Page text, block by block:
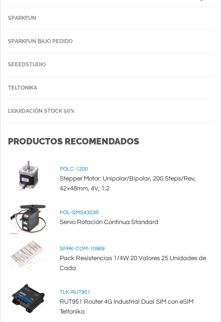
SPARKFUN
SPARKFUN BAJO PEDIDO
SEEEDSTUDIO
TELTONIKA
LIQUIDACIÓN STOCK 50%
PRODUCTOS RECOMENDADOS
POLC-1200
Stepper Motor: Unipolar/Bipolar, 200 Steps/Rev,
42×48mm, 4V, 1.2
POL-SMS4303R
Servo Rotación Continua Standard
SPRK-COM-10969
Pack Resistencias 1/4W 20 Valores 25 Unidades de
Cada
TLK-RUT951
RUT951 Router 4G Industrial Dual SIM con eSIM
Teltonika